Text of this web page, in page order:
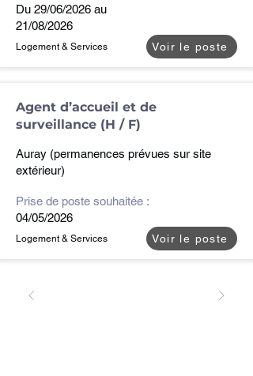
Du 29/06/2026 au
21/08/2026
Logement & Services Voir le poste
Agent d’accueil et de
surveillance (H / F)
Auray (permanences prévues sur site
extérieur)
Prise de poste souhaitée :
04/05/2026
Logement & Services Voir le poste